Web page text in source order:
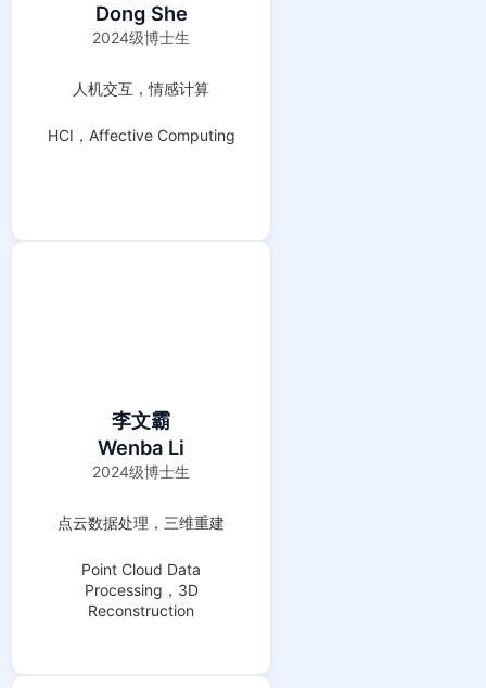
Dong She
2024级博士生
人机交互，情感计算
HCI，Affective Computing
李文霸
Wenba Li
2024级博士生
点云数据处理，三维重建
Point Cloud Data
Processing，3D
Reconstruction